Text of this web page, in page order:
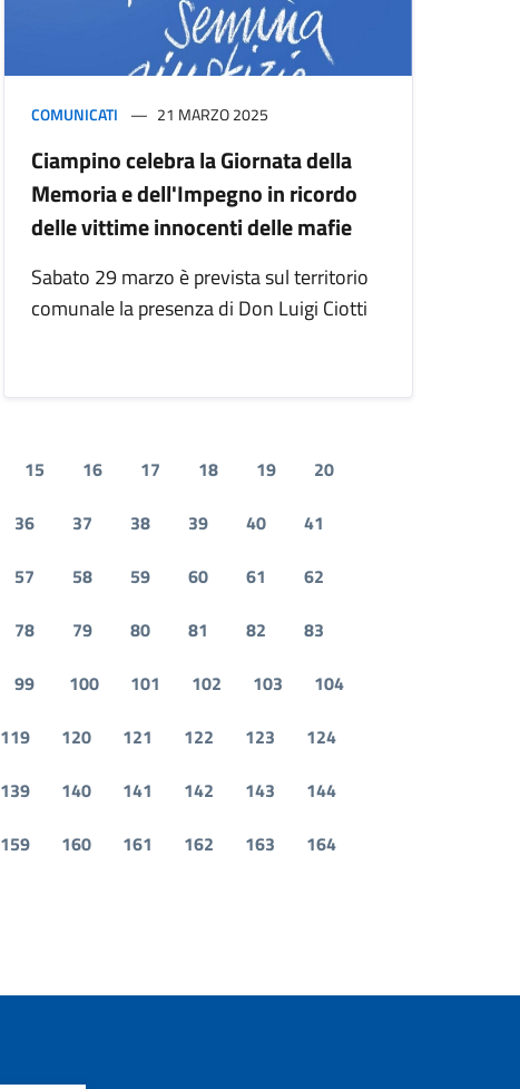
COMUNICATI 21 MARZO 2025
Ciampino celebra la Giornata della
Memoria e dell'Impegno in ricordo
delle vittime innocenti delle mafie
Sabato 29 marzo è prevista sul territorio
comunale la presenza di Don Luigi Ciotti
15 16 17 18 19
20
36 37 38 39 40
41
57 58 59 60 61
62
78 79 80 81 82
83
99 100 101 102 103
104
119 120 121 122 123
124
139 140 141 142 143
144
159 160 161 162 163
164